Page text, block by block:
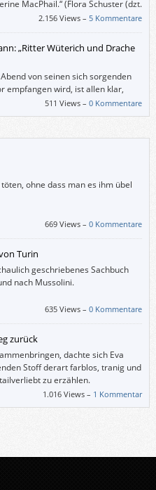
MacPhail.“ (Flora Schuster (dzt.
2.156 Views – 5 Kommentare
„Ritter Wüterich und Drache
von seinen sich sorgenden
empfangen wird, ist allen klar,
letztes echtes Abenteuer
im finsteren Wald ein Freund
ein paar weitere Wüterich-
von diesem Band ist jedenfalls
von Katja Gerhmann.
511 Views –0 Kommentare
ohne dass man es ihm übel
669 Views –0 Kommentare
Turin
geschriebenes Sachbuch
nach Mussolini.
635 Views –0 Kommentare
zurück
dachte sich Eva
Stoff derart farblos, tranig und
zu erzählen.
1.016 Views – 1 Kommentar